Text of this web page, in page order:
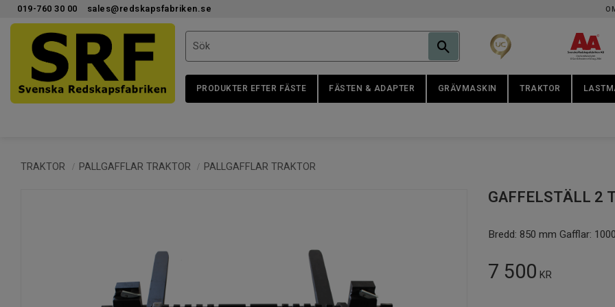
019-760 30 00 sales@redskapsfabriken.se
PRODUKTER EFTER FÄSTE FÄSTEN & ADAPTER GRÄVMASKIN TRAKTOR
TRAKTOR PALLGAFFLAR TRAKTOR PALLGAFFLAR TRAKTOR
GAFFELSTÄLL 2
Bredd: 850 mm Gafflar:
7 500 KR